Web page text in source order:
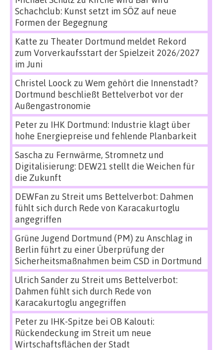
Schachclub: Kunst setzt im SÖZ auf neue
Formen der Begegnung
Katte zu Theater Dortmund meldet Rekord
zum Vorverkaufsstart der Spielzeit 2026/2027
im Juni
Christel Loock zu Wem gehört die Innenstadt?
Dortmund beschließt Bettelverbot vor der
Außengastronomie
Peterzu IHK Dortmund: Industrie klagt über
hohe Energiepreise und fehlende Planbarkeit
Sascha zu Fernwärme, Stromnetz und
Digitalisierung: DEW21 stellt die Weichen für
die Zukunft
DEWFan zu Streit ums Bettelverbot: Dahmen
fühlt sich durch Rede von Karacakurtoglu
angegriffen
Grüne Jugend Dortmund (PM) zu Anschlag in
Berlin führt zu einer Überprüfung der
Sicherheitsmaßnahmen beim CSD in Dortmund
Ulrich Sanderzu Streit ums Bettelverbot:
Dahmen fühlt sich durch Rede von
Karacakurtoglu angegriffen
Peterzu IHK-Spitze bei OB Kalouti:
Rückendeckung im Streit um neue
Wirtschaftsflächen der Stadt